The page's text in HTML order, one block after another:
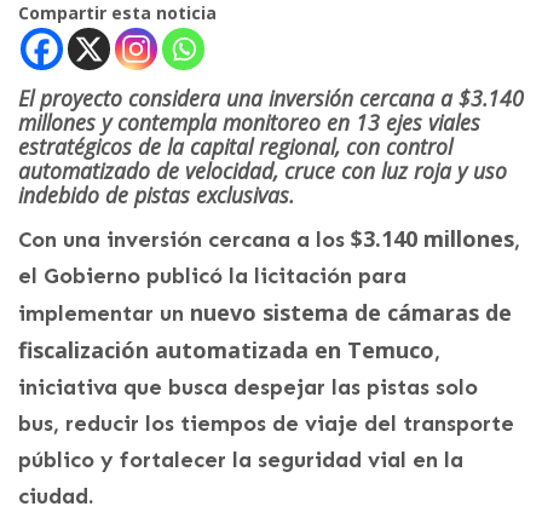
Compartir esta noticia
El proyecto considera una inversión cercana a $3.140
millones y contempla monitoreo en 13 ejes viales
estratégicos de la capital regional, con control
automatizado de velocidad, cruce con luz roja y uso
indebido de pistas exclusivas.
Con una inversión cercana a los $3.140 millones,
el Gobierno publicó la licitación para
implementar un nuevo sistema de cámaras de
fiscalización automatizada en Temuco,
iniciativa que busca despejar las pistas solo
bus, reducir los tiempos de viaje del transporte
público y fortalecer la seguridad vial en la
ciudad.